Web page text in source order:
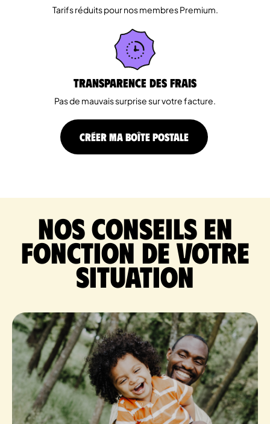
Tarifs réduits pour nos membres Premium.
Transparence des Frais
Pas de mauvais surprise sur votre facture.
CRÉER MA BOÎTE POSTALE
Nos conseils en
fonction de votre
situation